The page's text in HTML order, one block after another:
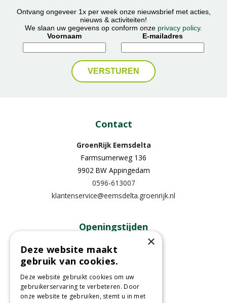
Ontvang ongeveer 1x per week onze nieuwsbrief met acties,
nieuws & activiteiten!
We slaan uw gegevens op conform onze privacy policy.
Voornaam
E-mailadres
Contact
GroenRijk Eemsdelta
Farmsumerweg 136
9902 BW Appingedam
0596-613007
klantenservice@eemsdelta.groenrijk.nl
Openingstijden
Maandag
13:00 - 18:00
Dinsdag
Woensdag
Donderdag
09:30 - 18:00
Vrijdag
09:30 - 18:00
×
Deze website maakt
gebruik van cookies.
Deze website gebruikt cookies om uw
gebruikerservaring te verbeteren. Door
onze website te gebruiken, stemt u in met